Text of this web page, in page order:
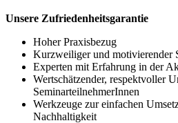
Unsere Zufriedenheitsgarantie
Hoher Praxisbezug
Kurzweiliger und motivierender
Experten mit Erfahrung in der
Wertschätzender, respektvoller
SeminarteilnehmerInnen
Werkzeuge zur einfachen
Nachhaltigkeit